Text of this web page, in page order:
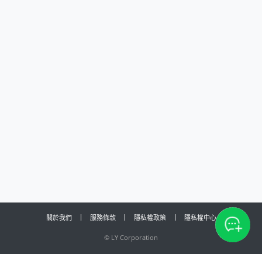
關於我們 服務條款 隱私權政策 隱私權中心
© LY Corporation